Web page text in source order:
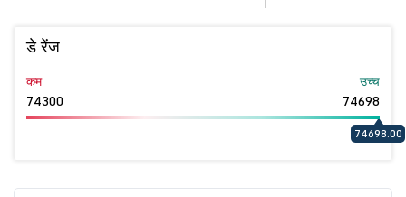
डे रेंज
कम
74300
74698.00
उच्च
74698